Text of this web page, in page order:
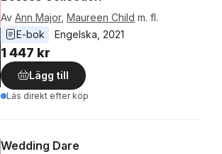
Av Ann Major, Maureen Child m. fl.
E-bok
Engelska 2021
1 447 kr
Lägg till
Läs direkt efter köp
Wedding Dare